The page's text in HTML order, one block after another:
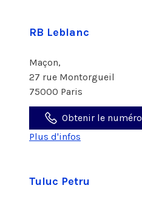
RB Leblanc
Maçon,
27 rue Montorgueil
75000 Paris
Obtenir le numéro
Plus d'infos
Tuluc Petru